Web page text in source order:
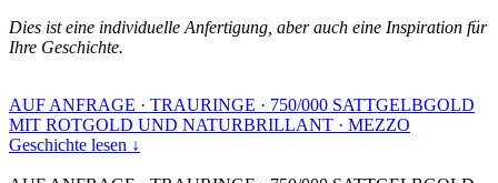
Dies ist eine individuelle Anfertigung, aber auch eine Inspiration für
Ihre Geschichte.
AUF ANFRAGE · TRAURINGE · 750/000 SATTGELBGOLD
MIT ROTGOLD UND NATURBRILLANT · MEZZO
Geschichte lesen ↓